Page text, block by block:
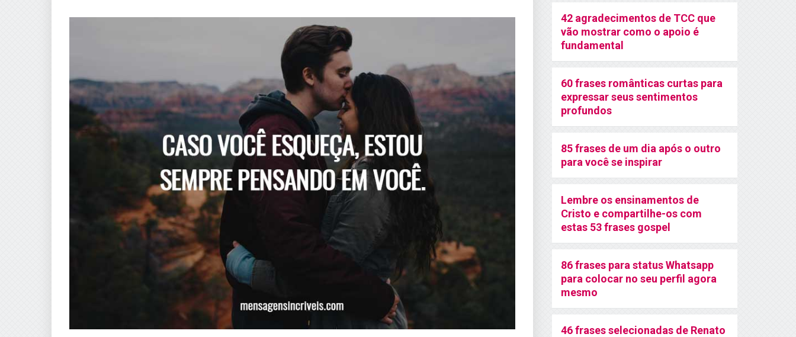
42 agradecimentos de TCC que
vão mostrar como o apoio é
fundamental
60 frases românticas curtas para
expressar seus sentimentos
profundos
85 frases de um dia após o outro
para você se inspirar
Lembre os ensinamentos de
Cristo e compartilhe-os com
estas 53 frases gospel
86 frases para status Whatsapp
para colocar no seu perfil agora
mesmo
46 frases selecionadas de Renato